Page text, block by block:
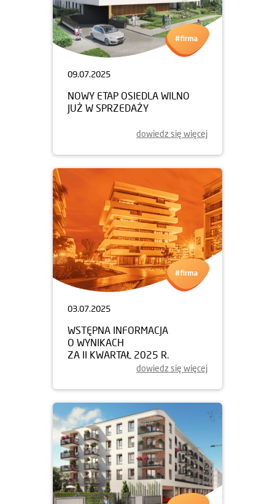
09.07.2025
NOWY ETAP OSIEDLA WILNO
JUŻ W SPRZEDAŻY
dowiedz się więcej
03.07.2025
WSTĘPNA INFORMACJA
O WYNIKACH
ZA II KWARTAŁ 2025 R.
dowiedz się więcej